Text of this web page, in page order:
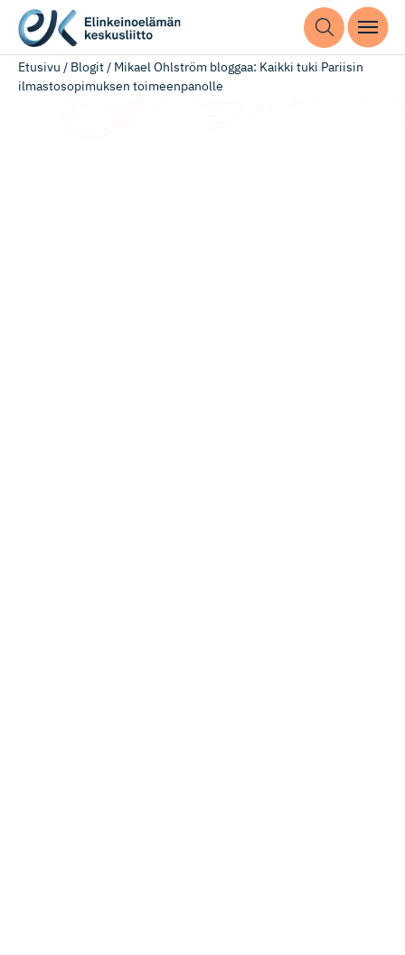
Etusivu / Blogit/ Mikael Ohlström bloggaa: Kaikki tuki Pariisin
ilmastosopimuksen toimeenpanolle